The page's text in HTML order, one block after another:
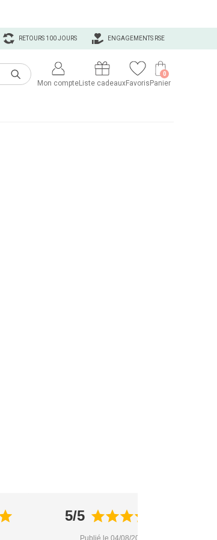
ENGAGEMENTS RSE
RETOURS 100 JOURS
Mon compteListe cadeauxFavoris Panier
0
5/5
Publié le 04/08/2026